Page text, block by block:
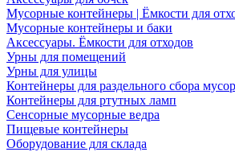
Мусорные контейнеры | Ёмкости для
Мусорные контейнеры и баки
Аксессуары. Ёмкости для отходов
Урны для помещений
Урны для улицы
Контейнеры для раздельного сбора
Контейнеры для ртутных ламп
Сенсорные мусорные ведра
Пищевые контейнеры
Оборудование для склада